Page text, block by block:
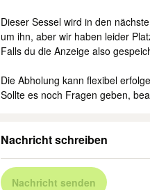
Dieser Sessel wird in den
um ihn, aber wir haben leider
Falls du die Anzeige also
Die Abholung kann flexibel
Sollte es noch Fragen geben,
Nachricht schreiben
Nachricht senden